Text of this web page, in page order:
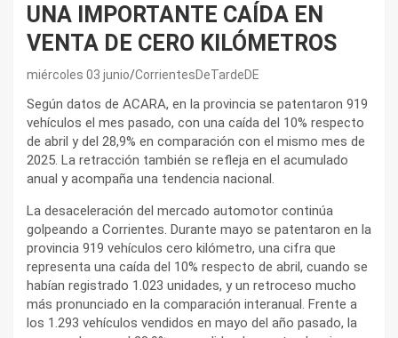
UNA IMPORTANTE CAÍDA EN
VENTA DE CERO KILÓMETROS
miércoles 03 junio CorrientesDeTardeDE
Según datos de ACARA, en la provincia se patentaron 919
vehículos el mes pasado, con una caída del 10% respecto
de abril y del 28,9% en comparación con el mismo mes de
2025. La retracción también se refleja en el acumulado
anual y acompaña una tendencia nacional.
La desaceleración del mercado automotor continúa
golpeando a Corrientes. Durante mayo se patentaron en la
provincia 919 vehículos cero kilómetro, una cifra que
representa una caída del 10% respecto de abril, cuando se
habían registrado 1.023 unidades, y un retroceso mucho
más pronunciado en la comparación interanual. Frente a
los 1.293 vehículos vendidos en mayo del año pasado, la